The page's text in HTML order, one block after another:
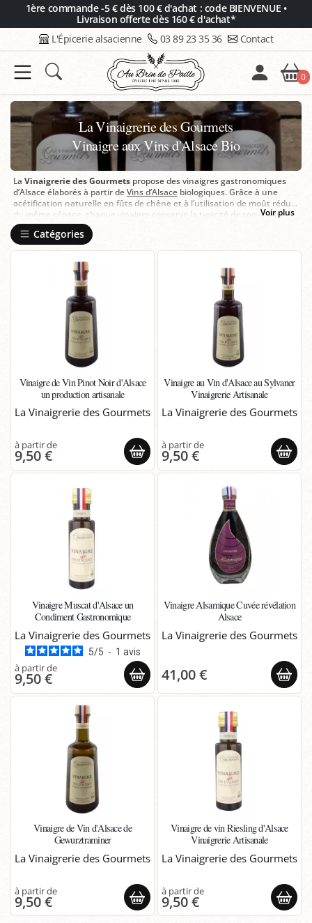
1ère commande -5 € dès 100 € d'achat : code BIENVENUE •
Livraison offerte dès 160 € d'achat*
L'Épicerie alsacienne 03 89 23 35 36 Contact
0
La Vinaigrerie des Gourmets
Vinaigre aux Vins d'Alsace Bio
La Vinaigrerie des Gourmetspropose des vinaigres gastronomiques
d’Alsace élaborés à partir deVins d’Alsacebiologiques. Grâce à une
acétification naturelle en fûts de chêne et à l’utilisation de moût réduit
du même cépage, chaque vinaigre conserve la typicité de son origine
tout en gagnant en rondeur et en corps. La gamme Sylvaner,
Gewurztraminer et Pinot noir offre une belle diversité pour la cuisine
du quotidien comme pour les accords les plus raffinés.
Voir plus
Catégories
Vinaigre de Vin Pinot Noir d'Alsace
un production artisanale
La Vinaigrerie des Gourmets
9,50 €
Vinaigre au Vin d'Alsace au Sylvaner
Vinaigrerie Artisanale
La Vinaigrerie des Gourmets
9,50 €
Vinaigre Muscat d'Alsace un
Condiment Gastronomique
La Vinaigrerie des Gourmets
5/5 - 1 avis
9,50 €
Vinaigre Alsamique Cuvée révélation
Alsace
La Vinaigrerie des Gourmets
41,00 €
Vinaigre de Vin d'Alsace de
Gewurztraminer
La Vinaigrerie des Gourmets
9,50 €
Vinaigre de vin Riesling d'Alsace
Vinaigrerie Artisanale
La Vinaigrerie des Gourmets
9,50 €
Panneau de gestion des cookies